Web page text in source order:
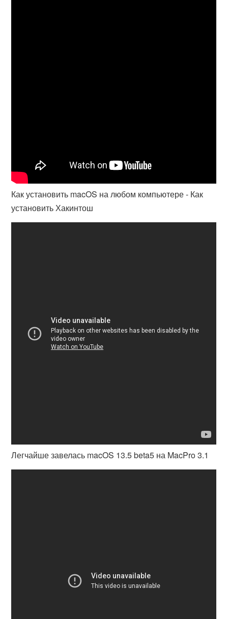
Как установить macOS на любом компьютере - Как
установить Хакинтош
Легчайше завелась macOS 13.5 beta5 на MacPro 3.1